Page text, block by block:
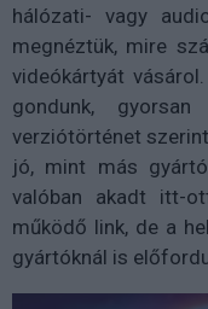
hálózati- vagy
megnéztük, mire
videókártyát
gondunk,
verziótörténet
jó, mint más
valóban akadt itt-
működő link, de a
gyártóknál is